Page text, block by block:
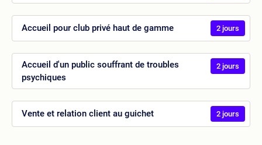
Accueil pour club privé haut de gamme 2 jours
Accueil d'un public souffrant de troubles
psychiques
2 jours
Vente et relation client au guichet 2 jours